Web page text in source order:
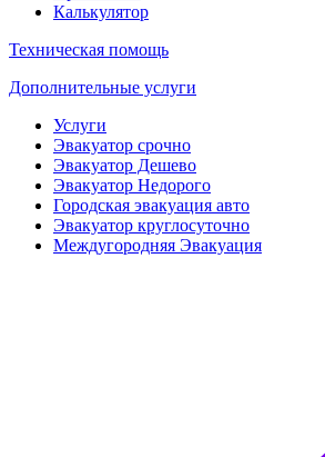
Калькулятор
Техническая помощь
Дополнительные услуги
Услуги
Эвакуатор срочно
Эвакуатор Дешево
Эвакуатор Недорого
Городская эвакуация авто
Эвакуатор круглосуточно
Междугородняя Эвакуация